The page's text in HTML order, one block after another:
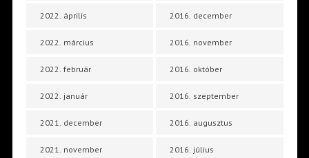
2022. április
2022. március
2022. február
2022. január
2021. december
2021. november
2016. december
2016. november
2016. október
2016. szeptember
2016. augusztus
2016. július